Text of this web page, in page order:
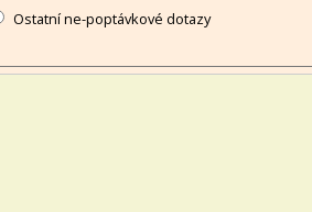
Ostatní ne-poptávkové dotazy